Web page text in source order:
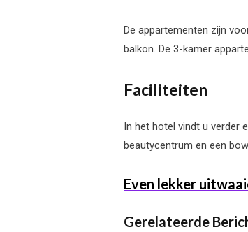
De appartementen zijn
balkon. De 3-kamer
Faciliteiten
In het hotel vindt u verder
beautycentrum en een
Even lekker
Gerelateerde